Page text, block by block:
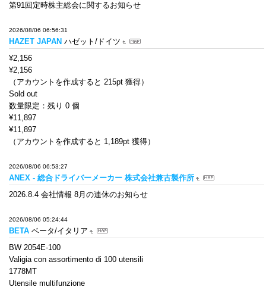
第91回定時株主総会に関するお知らせ
2026/08/06 06:56:31
HAZET JAPAN ハゼット/ドイツ
¥2,156
¥2,156
（アカウントを作成すると 215pt 獲得）
Sold out
数量限定：残り 0 個
¥11,897
¥11,897
（アカウントを作成すると 1,189pt 獲得）
2026/08/06 06:53:27
ANEX - 総合ドライバーメーカー 株式会社兼古製作所
2026.8.4 会社情報 8月の連休のお知らせ
2026/08/06 05:24:44
BETA ベータ/イタリア
BW 2054E-100
Valigia con assortimento di 100 utensili
1778MT
Utensile multifunzione